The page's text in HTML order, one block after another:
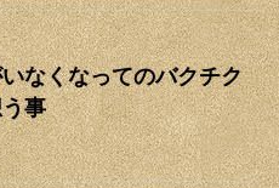
なくなってのバクチク
事